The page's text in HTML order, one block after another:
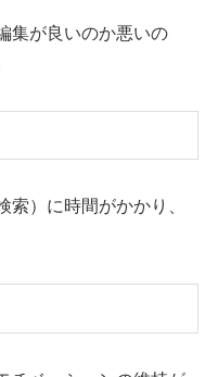
集が良いのか悪いの
）に時間がかかり、